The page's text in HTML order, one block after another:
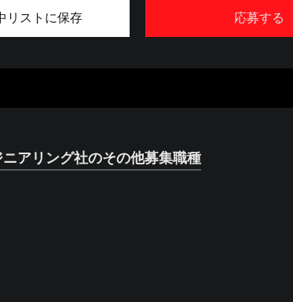
応募する
リストに保存
アリング社のその他募集職種